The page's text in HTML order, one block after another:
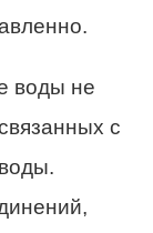
воды не
с